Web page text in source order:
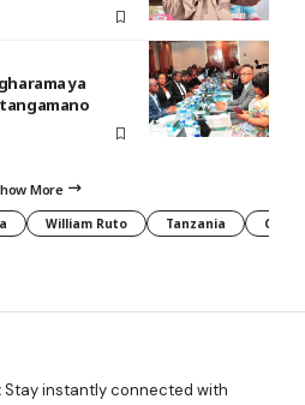
ya
More
William Ruto Tanzania CAF
Stay instantly connected with